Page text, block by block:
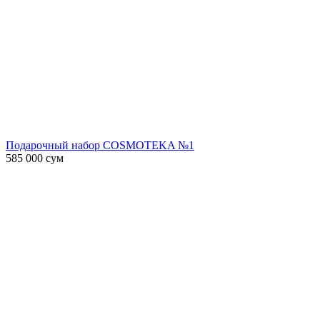
Подарочный набор COSMOTEKA №1
585 000 сум